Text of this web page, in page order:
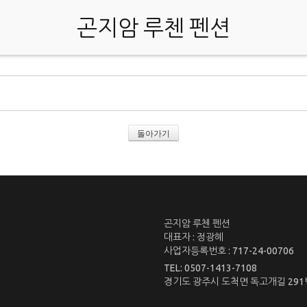
곤지암 루첸 펜션
돌아가기
곤지암 루첸 펜션
대표자 : 정광혜
사업자등록번호 : 717-24-00706
TEL: 0507-1413-7108
경기도 광주시 도척면 독고개길 291